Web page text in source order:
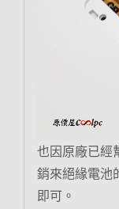
也因原廠已經
銷來絕緣電池
即可。